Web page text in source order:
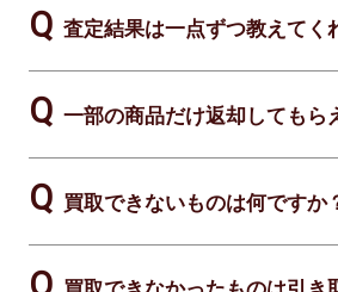
査定結果は一点ずつ教えてく
一部の商品だけ返却してもら
買取できないものは何ですか